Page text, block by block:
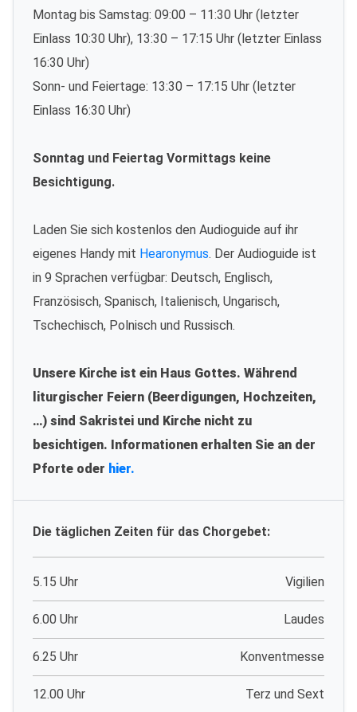
Montag bis Samstag: 09:00 – 11:30 Uhr (letzter
Einlass 10:30 Uhr), 13:30 – 17:15 Uhr (letzter Einlass
16:30 Uhr)
Sonn- und Feiertage: 13:30 – 17:15 Uhr (letzter
Einlass 16:30 Uhr)
Sonntag und Feiertag Vormittags keine
Besichtigung.
Laden Sie sich kostenlos den Audioguide auf ihr
eigenes Handy mit Hearonymus. Der Audioguide ist
in 9 Sprachen verfügbar: Deutsch, Englisch,
Französisch, Spanisch, Italienisch, Ungarisch,
Tschechisch, Polnisch und Russisch.
Unsere Kirche ist ein Haus Gottes. Während
liturgischer Feiern (Beerdigungen, Hochzeiten,
…) sind Sakristei und Kirche nicht zu
besichtigen. Informationen erhalten Sie an der
Pforte oder hier.
Die täglichen Zeiten für das Chorgebet:
5.15 Uhr Vigilien
6.00 Uhr Laudes
6.25 Uhr Konventmesse
12.00 Uhr Terz und Sext